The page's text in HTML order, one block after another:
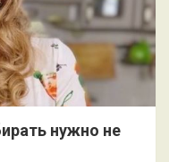
нужно не